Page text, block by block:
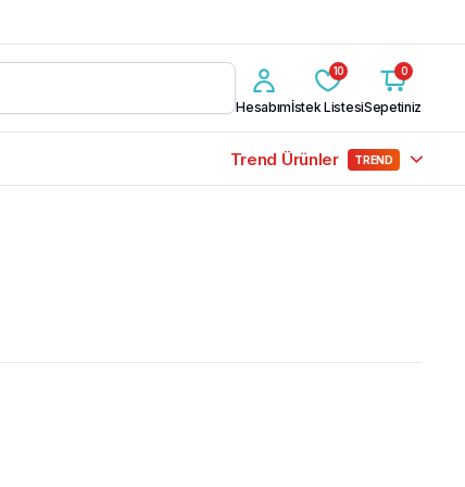
Hesabım
10
İstek Listesi
0
Sepetiniz
Trend Ürünler TREND